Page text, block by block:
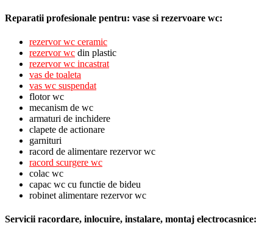
Reparatii profesionale pentru: vase si rezervoare wc:
rezervor wc ceramic
rezervor wc din plastic
rezervor wc incastrat
vas de toaleta
vas wc suspendat
flotor wc
mecanism de wc
armaturi de inchidere
clapete de actionare
garnituri
racord de alimentare rezervor wc
racord scurgere wc
colac wc
capac wc cu functie de bideu
robinet alimentare rezervor wc
Servicii racordare, inlocuire, instalare, montaj electrocasnice: